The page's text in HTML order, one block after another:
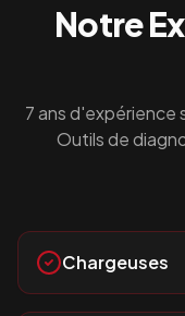
Notre
7 ans d'expérience
Outils de
Chargeuses